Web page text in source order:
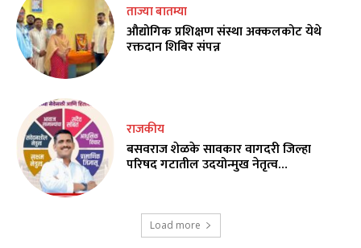
ताज्या बातम्या
औद्योगिक प्रशिक्षण संस्था अक्कलकोट येथे
रक्तदान शिबिर संपन्न
राजकीय
बसवराज शेळके सावकार वागदरी जिल्हा
परिषद गटातील उदयोन्मुख नेतृत्व…
Load more